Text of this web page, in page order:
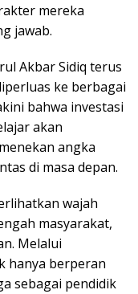
mereka
jawab.
Akbar Sidiq terus
ke berbagai
bahwa investasi
akan
angka
di masa depan.
wajah
masyarakat,
Melalui
hanya berperan
sebagai pendidik